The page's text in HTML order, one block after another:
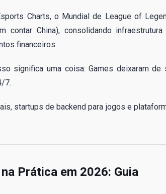
Charts, o Mundial de League of
China), consolidando infraestrutura
financeiros.
significa uma coisa: Games deixaram de
7.
startups de backend para jogos e
Prática em 2026: Guia